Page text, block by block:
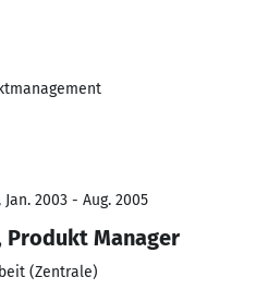
2003 - Aug. 2005
Produkt Manager
(Zentrale)